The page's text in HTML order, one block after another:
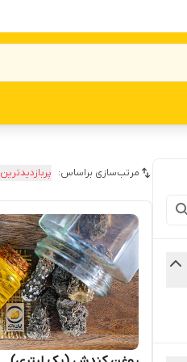
مرتب‌سازی براساس: پربازدیدترین